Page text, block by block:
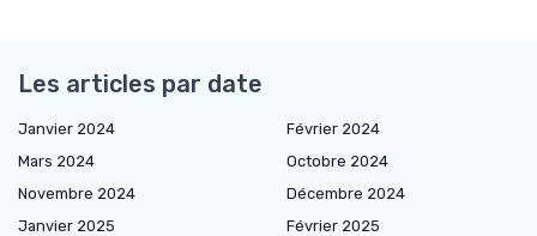
Les articles par date
Janvier 2024
Février 2024
Mars 2024
Octobre 2024
Novembre 2024
Décembre 2024
Janvier 2025
Février 2025